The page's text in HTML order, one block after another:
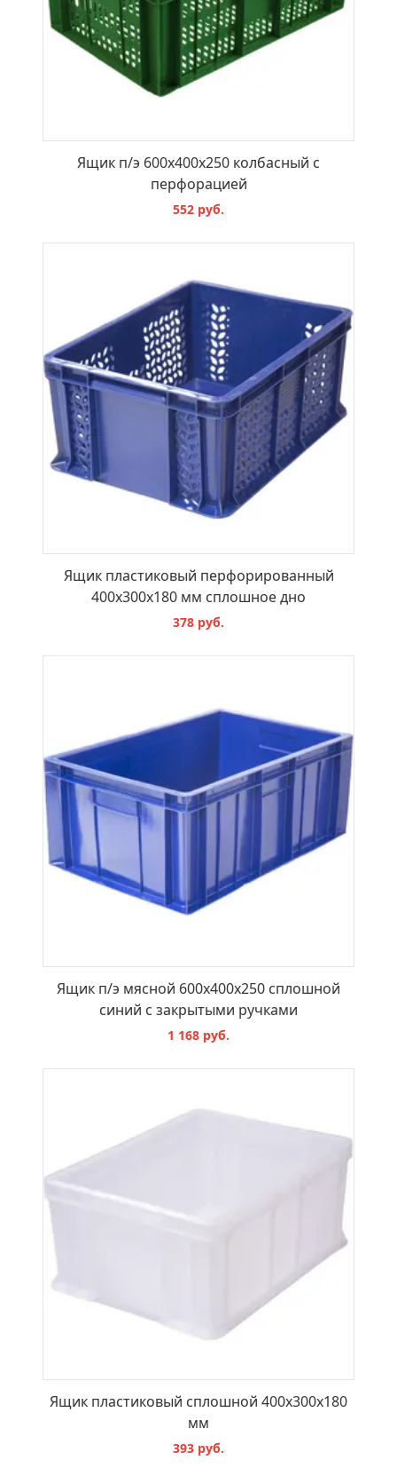
Ящик п/э 600х400х250 колбасный с
перфорацией
552 руб.
Ящик пластиковый перфорированный
400х300х180 мм сплошное дно
378 руб.
Ящик п/э мясной 600х400х250 сплошной
синий с закрытыми ручками
1 168 руб.
Ящик пластиковый сплошной 400х300х180
мм
393 руб.